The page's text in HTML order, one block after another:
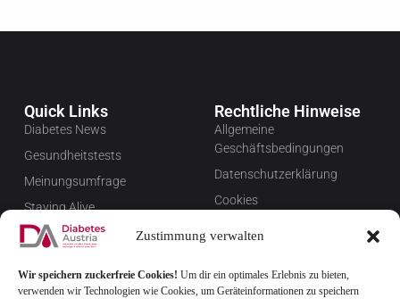
Zustimmung verwalten
Wir speichern zuckerfreie Cookies! Um dir ein optimales Erlebnis zu bieten,
verwenden wir Technologien wie Cookies, um Geräteinformationen zu speichern
Quick Links
Diabetes News
Gesundheitstests
Meinungsumfrage
Staying Alive
Favoriten
Rechtliche Hinweise
Allgemeine
Geschäftsbedingungen
Datenschutzerklärung
Cookies
Newsletter verwalten